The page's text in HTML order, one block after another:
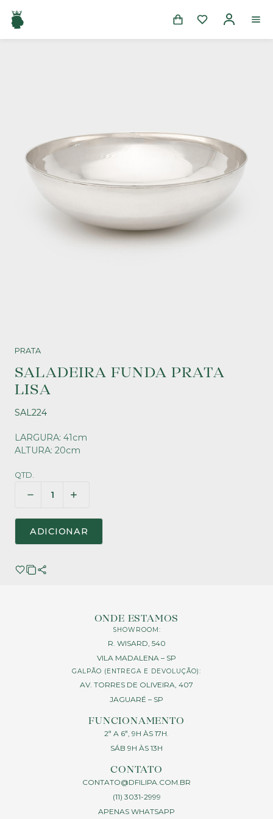
PRATA
SALADEIRA FUNDA PRATA
LISA
SAL224
LARGURA: 41cm
ALTURA: 20cm
QTD.
ADICIONAR
ONDE ESTAMOS
SHOWROOM:
R. WISARD, 540
VILA MADALENA – SP
GALPÃO (ENTREGA E DEVOLUÇÃO):
AV. TORRES DE OLIVEIRA, 407
JAGUARÉ – SP
FUNCIONAMENTO
2ª A 6ª, 9H ÀS 17H.
SÁB 9H ÀS 13H
CONTATO
CONTATO@DFILIPA.COM.BR
(11) 3031-2999
APENAS WHATSAPP